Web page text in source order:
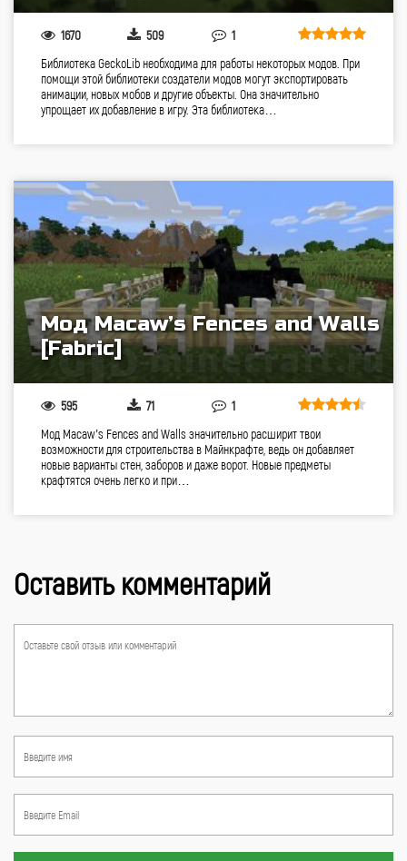
1670 509 1
Библиотека GeckoLib необходима для работы некоторых модов. При
помощи этой библиотеки создатели модов могут экспортировать
анимации, новых мобов и другие объекты. Она значительно
упрощает их добавление в игру. Эта библиотека…
Мод Macaw’s Fences and Walls
[Fabric]
595 71 1
Мод Macaw’s Fences and Walls значительно расширит твои
возможности для строительства в Майнкрафте, ведь он добавляет
новые варианты стен, заборов и даже ворот. Новые предметы
крафтятся очень легко и при…
Оставить комментарий